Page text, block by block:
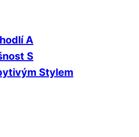
A
S
Stylem